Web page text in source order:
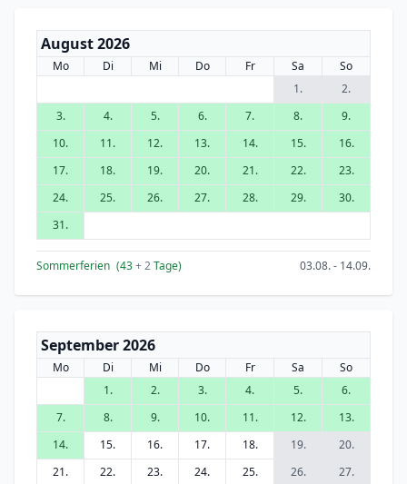
August 2026
Mo Di Mi Do Fr Sa
So
1.
2.
3.
4. 5. 6. 7. 8.
9.
10.
11. 12. 13. 14. 15.
16.
17.
18. 19. 20. 21. 22.
23.
24.
25. 26. 27. 28. 29.
30.
31.
Sommerferien (43+ 2Tage) 03.08. - 14.09.
September 2026
Mo Di Mi Do Fr Sa
So
1.
2. 3. 4. 5.
6.
7.
8. 9. 10. 11. 12.
13.
14.
15. 16. 17. 18. 19.
20.
21.
22. 23. 24. 25. 26.
27.